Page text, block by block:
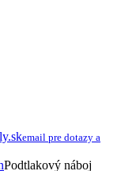
email pre dotazy a
Podtlakový náboj